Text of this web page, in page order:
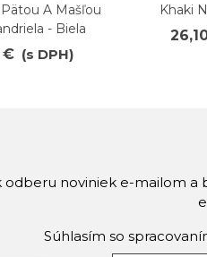
A Mašľou
- Biela
€ (s DPH)
Khaki
odberu noviniek e-mailom
Súhlasím so